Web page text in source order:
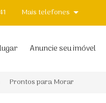
Mais telefones
Anuncie seu imóvel
Prontos para Morar